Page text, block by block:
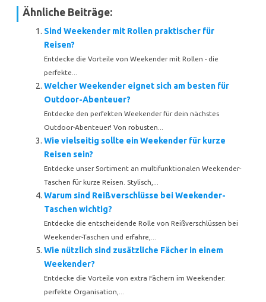
Ähnliche Beiträge:
Sind Weekender mit Rollen praktischer für
Reisen?
Entdecke die Vorteile von Weekender mit Rollen - die
perfekte...
Welcher Weekender eignet sich am besten für
Outdoor-Abenteuer?
Entdecke den perfekten Weekender für dein nächstes
Outdoor-Abenteuer! Von robusten...
Wie vielseitig sollte ein Weekender für kurze
Reisen sein?
Entdecke unser Sortiment an multifunktionalen Weekender-
Taschen für kurze Reisen. Stylisch,...
Warum sind Reißverschlüsse bei Weekender-
Taschen wichtig?
Entdecke die entscheidende Rolle von Reißverschlüssen bei
Weekender-Taschen und erfahre,...
Wie nützlich sind zusätzliche Fächer in einem
Weekender?
Entdecke die Vorteile von extra Fächern im Weekender:
perfekte Organisation,...